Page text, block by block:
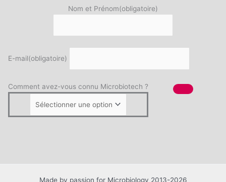
Nom et Prénom(obligatoire)
E-mail (obligatoire)
Comment avez-vous connu Microbiotech ?
Made by passion for Microbiology 2013-2026